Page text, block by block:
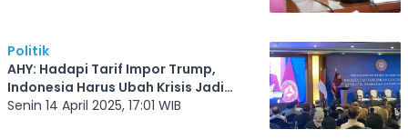
Politik
AHY: Hadapi Tarif Impor Trump,
Indonesia Harus Ubah Krisis Jadi
Peluang
Senin 14 April 2025, 17:01 WIB